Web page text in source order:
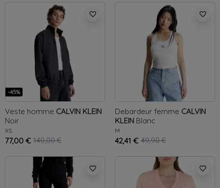
favorite_border
-45%
Veste homme CALVIN KLEIN
Noir
XS
77,00 € 140,00 €
favorite_border
Debardeur femme CALVIN
KLEIN Blanc
M
42,41 € 49,90 €
favorite_border favorite_border